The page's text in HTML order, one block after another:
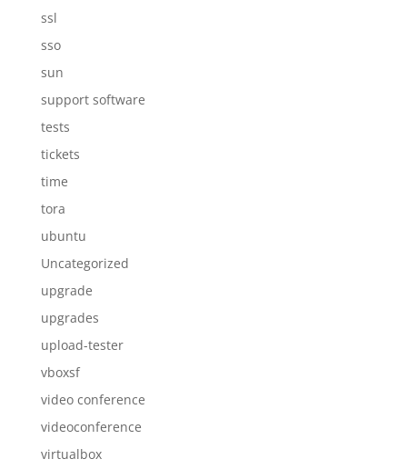
ssl
sso
sun
support software
tests
tickets
time
tora
ubuntu
Uncategorized
upgrade
upgrades
upload-tester
vboxsf
video conference
videoconference
virtualbox